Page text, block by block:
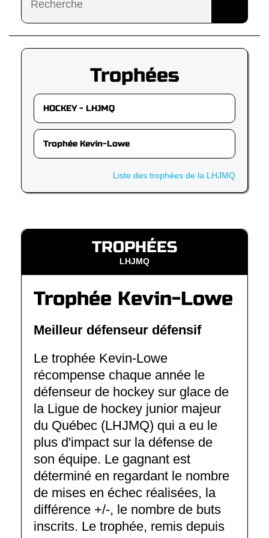
Trophées
Liste des trophées de la LHJMQ
TROPHÉES
LHJMQ
Trophée Kevin-Lowe
Meilleur défenseur défensif
Le trophée Kevin-Lowe
récompense chaque année le
défenseur de hockey sur glace de
la Ligue de hockey junior majeur
du Québec (LHJMQ) qui a eu le
plus d'impact sur la défense de
son équipe. Le gagnant est
déterminé en regardant le nombre
de mises en échec réalisées, la
différence +/-, le nombre de buts
inscrits. Le trophée, remis depuis